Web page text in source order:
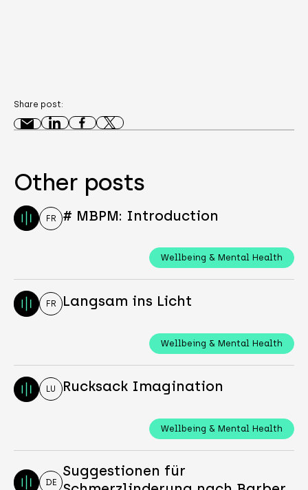
Share post:
Other posts
FR # MBPM: Introduction
Wellbeing & Mental Health
FR Langsam ins Licht
Wellbeing & Mental Health
LU Rucksack Imagination
Wellbeing & Mental Health
DE
Suggestionen für